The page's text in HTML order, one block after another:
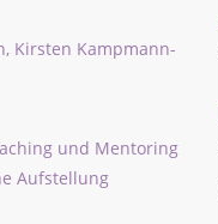
Kirsten Kampmann-
und Mentoring
Aufstellung